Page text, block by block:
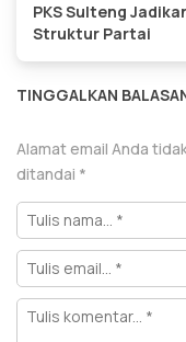
PKS Sulteng
Struktur Partai
TINGGALKAN
Alamat email Anda
ditandai *